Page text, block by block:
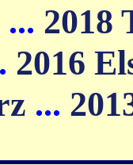
... 2018
2016
...